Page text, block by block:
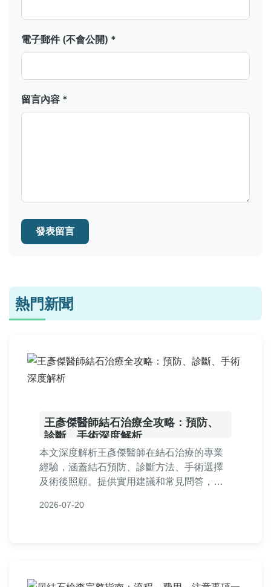
電子郵件 (不會公開) *
留言內容 *
發表留言
熱門新聞
王彥傑醫師結石治療全攻略：預防、
診斷、手術深度解析
本文深度解析王彥傑醫師在結石治療的專業
經驗，涵蓋結石預防、診斷方法、手術選擇
及術後照顧。提供實用建議和常見問答，幫
傑醫師的治療方案。內容基於真實醫療知
2026-07-20